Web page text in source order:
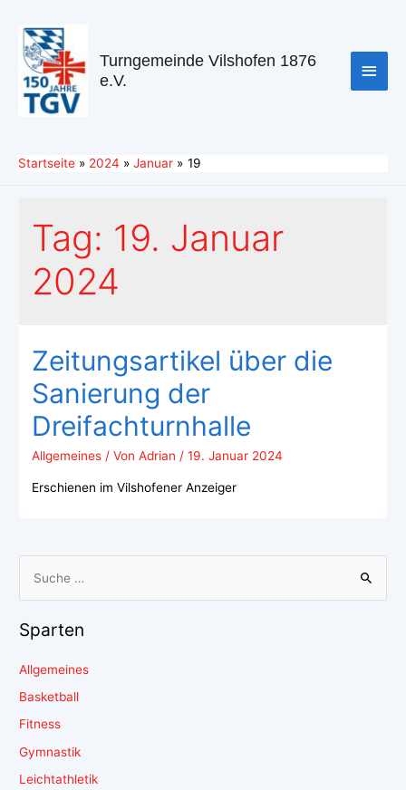
Turngemeinde Vilshofen 1876
e.V.
Startseite 2024 Januar 19
Tag: 19. Januar
2024
Zeitungsartikel über die
Sanierung der
Dreifachturnhalle
Allgemeines/ Von Adrian / 19. Januar 2024
Erschienen im Vilshofener Anzeiger
Sparten
Allgemeines
Basketball
Fitness
Gymnastik
Leichtathletik